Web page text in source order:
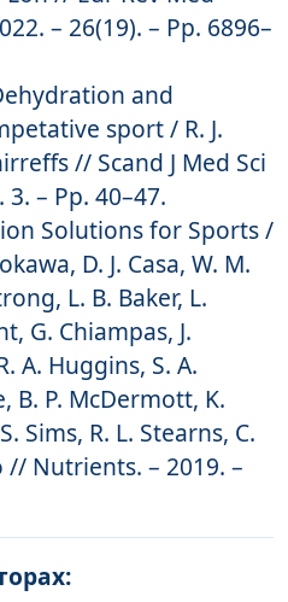
– 26(19). – Pp. 6896–
and
sport / R. J.
// Scand J Med Sci
3. – Pp. 40–47.
Solutions for Sports /
D. J. Casa, W. M.
L. B. Baker, L.
G. Chiampas, J.
A. Huggins, S. A.
B. P. McDermott, K.
Sims, R. L. Stearns, C.
// Nutrients. – 2019. –